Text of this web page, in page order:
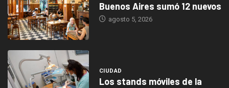
Buenos Aires sumó 12 nuevos
agosto 5, 2026
CIUDAD
Los stands móviles de la